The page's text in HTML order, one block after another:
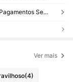
Reenviar se o item estiver perdido/danificado · Pagamentos Seguros · Proteção de privacidade
Ver mais
(4)